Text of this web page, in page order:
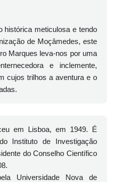
histórica meticulosa e tendo
de Moçâmedes, este
Marques leva-nos por uma
e inclemente,
cujos trilhos a aventura e o
em Lisboa, em 1949. É
Instituto de Investigação
do Conselho Científico
Universidade Nova de